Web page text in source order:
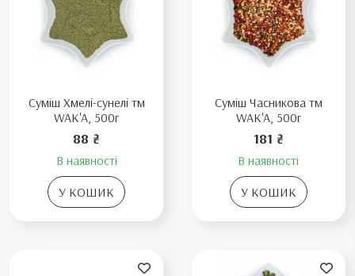
Суміш Хмелі-сунелі тм
WAK'A, 500г
88 ₴
В наявності
У КОШИК
Суміш Часникова тм
WAK'A, 500г
181 ₴
В наявності
У КОШИК